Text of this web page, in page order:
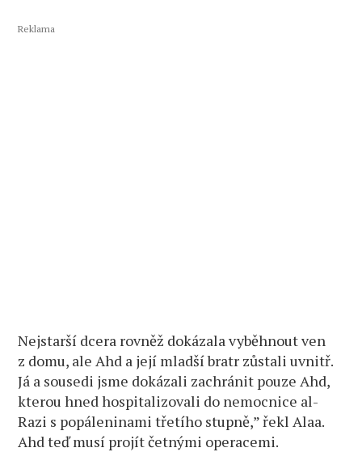
Reklama
Nejstarší dcera rovněž dokázala vyběhnout ven
z domu, ale Ahd a její mladší bratr zůstali uvnitř.
Já a sousedi jsme dokázali zachránit pouze Ahd,
kterou hned hospitalizovali do nemocnice al-
Razi s popáleninami třetího stupně,” řekl Alaa.
Ahd teď musí projít četnými operacemi.